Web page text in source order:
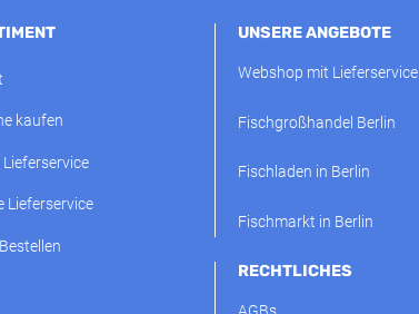
kaufen
Lieferservice
UNSERE ANGEBOTE
Webshop mit Lieferservice
Fischgroßhandel Berlin
Fischladen in Berlin
Fischmarkt in Berlin
RECHTLICHES